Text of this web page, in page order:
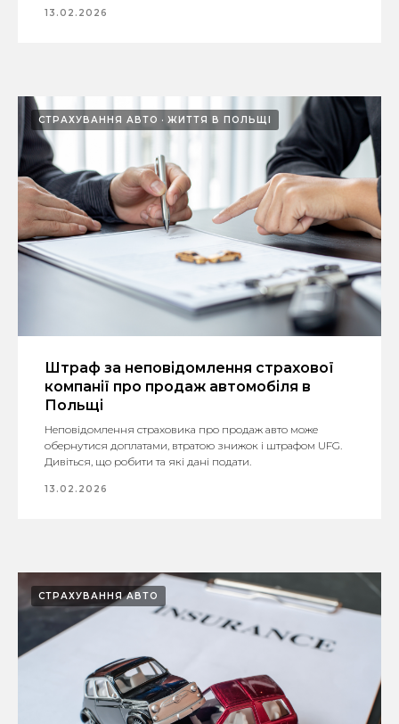
13.02.2026
СТРАХУВАННЯ АВТО ЖИТТЯ В ПОЛЬЩІ
Штраф за неповідомлення страхової
компанії про продаж автомобіля в
Польщі
Неповідомлення страховика про продаж авто може
обернутися доплатами, втратою знижок і штрафом UFG.
Дивіться, що робити та які дані подати.
13.02.2026
СТРАХУВАННЯ АВТО